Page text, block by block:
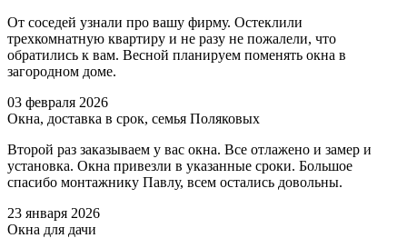
От соседей узнали про вашу фирму. Остеклили
трехкомнатную квартиру и не разу не пожалели, что
обратились к вам. Весной планируем поменять окна в
загородном доме.
03 февраля 2026
Окна, доставка в срок, семья Поляковых
Второй раз заказываем у вас окна. Все отлажено и замер и
установка. Окна привезли в указанные сроки. Большое
спасибо монтажнику Павлу, всем остались довольны.
23 января 2026
Окна для дачи